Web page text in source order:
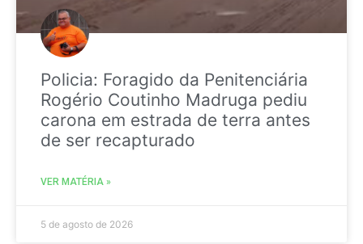
Policia: Foragido da Penitenciária
Rogério Coutinho Madruga pediu
carona em estrada de terra antes
de ser recapturado
VER MATÉRIA »
5 de agosto de 2026